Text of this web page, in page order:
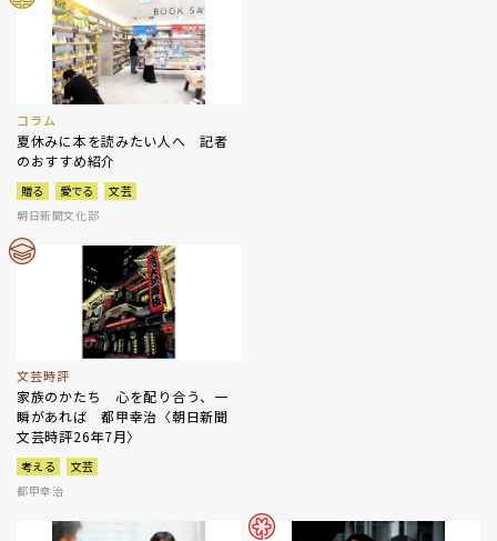
コラム
夏休みに本を読みたい人へ 記者
のおすすめ紹介
贈る 愛でる
文芸
朝日新聞文化部
文芸時評
家族のかたち 心を配り合う、一
瞬があれば 都甲幸治〈朝日新聞
文芸時評26年7月〉
考える
文芸
都甲幸治